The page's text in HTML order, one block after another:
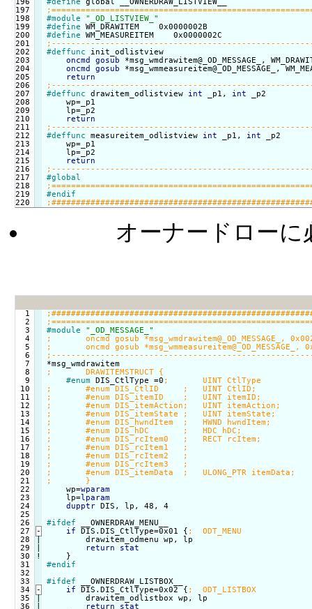
196
197
198
199
200
201
202
203
204
205
206
207
208
209
210
211
212
213
214
215
216
217
218
219
#define
#module
"_OD_LISTVIEW_"
#define
#define
#deffunc init_odlistview
oncmd
gosub *msg_wmdrawitem@_OD_MESSAGE_,
oncmd
gosub *msg_wmmeasureitem@_OD_MESSAGE_,
return
#deffunc drawitem_odlistview int _p1, int _p2
    wp=_p1
    lp=_p2
return
#deffunc measureitem_odlistview int _p1, int _p2
    wp=_p1
    lp=_p2
return
#global
#endif
オーナードロー
  1
  2
  3
  4
  5
  6
  7
  8
  9
10
11
12
13
14
15
16
17
18
19
20
21
22
23
24
25
26
27
28
29
30
32
33
34
35
36
-
!
-
#module "_OD_MESSAGE_"
*msg_wmdrawitem
#enum DIS_CtlType =0
    wp=
wparam
    lp=
lparam
dupptr DIS, lp, 48, 4
#ifdef __OWNERDRAW_MENU__
if DIS.DIS_CtlType=0x01 {
        drawitem_odmenu wp, lp
return
stat
#endif
#ifdef __OWNERDRAW_LISTBOX__
if DIS.DIS_CtlType=0x02 {
;	ODT_LISTBOX
        drawitem_odlistbox wp, lp
return
stat